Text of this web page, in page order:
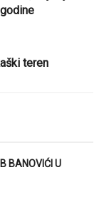
teren
BANOVIĆI U